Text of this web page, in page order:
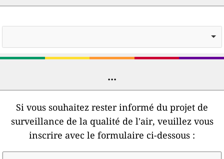
...
Si vous souhaitez rester informé du projet de
surveillance de la qualité de l'air, veuillez vous
inscrire avec le formulaire ci-dessous :